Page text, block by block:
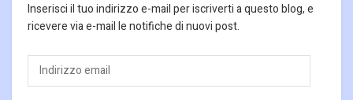
Inserisci il tuo indirizzo e-mail per iscriverti a questo blog, e
ricevere via e-mail le notifiche di nuovi post.
Indirizzo
email